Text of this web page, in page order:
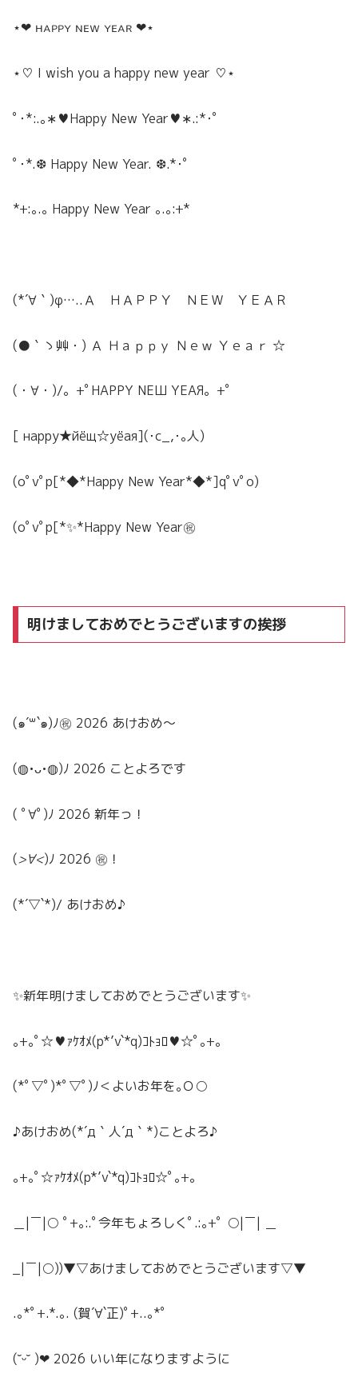
⋆❤︎ ʜᴀᴘᴘʏ ɴᴇᴡ ʏᴇᴀʀ ❤︎⋆
⋆♡ I wish you a happy new year ♡⋆
ﾟ･*:.｡∗︎♥︎︎Happy New Year♥︎︎∗︎.:*･ﾟ
ﾟ･*.❆ Happy New Year. ❆.*･ﾟ
*+:｡.｡ Happy New Year ｡.｡:+*
(*´∀｀)φ…..Ａ ＨＡＰＰＹ ＮＥＷ ＹＥＡＲ
(●｀ゝ艸・) Ａ Ｈａｐｐｙ Ｎｅｗ Ｙｅａｒ ☆
(・∀・)/。+ﾟΗΑΡΡΥ ΝΕШ ΥΕΑЯ。+ﾟ
[ нарру★йёщ☆уёая](･c_,･｡人)
(oﾟvﾟp[*◆*Happy New Year*◆*]qﾟvﾟo)
(oﾟvﾟp[*✨*Happy New Year㊗
明けましておめでとうございますの挨拶
(๑´꒳`๑)ﾉ㊗️ 2026 あけおめ〜
(◍•ᴗ•◍)ﾉ 2026 ことよろです
( ﾟ∀ﾟ)ﾉ 2026 新年っ！
(>∀<)ﾉ 2026 ㊗️！
(*´▽`*)/ あけおめ♪
✨新年明けましておめでとうございます✨
｡+｡ﾟ☆♥︎︎ｧｹｵﾒ(p*’v`*q)ｺﾄｮﾛ♥︎︎☆ﾟ｡+｡
(*ﾟ▽ﾟ)*ﾟ▽ﾟ)ﾉ＜よいお年を｡Ｏ○
♪あけおめ(*´д｀人´д｀*)ことよろ♪
｡+｡ﾟ☆ｧｹｵﾒ(p*’v`*q)ｺﾄｮﾛ☆ﾟ｡+｡
＿|￣|○ ﾟ+｡:.ﾟ今年もょろしくﾟ.:｡+ﾟ ○|￣| ＿
_|￣|○))▼▽あけましておめでとうございます▽▼
.｡*ﾟ+.*.｡. (賀´∀`正)ﾟ+..｡*ﾟ
(˘ᵕ˘ )❤ 2026 いい年になりますように